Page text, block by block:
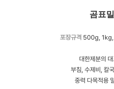
곰표
포장규격 500g,
대한제분의
부침, 수제비, 칼
중력 다목적용